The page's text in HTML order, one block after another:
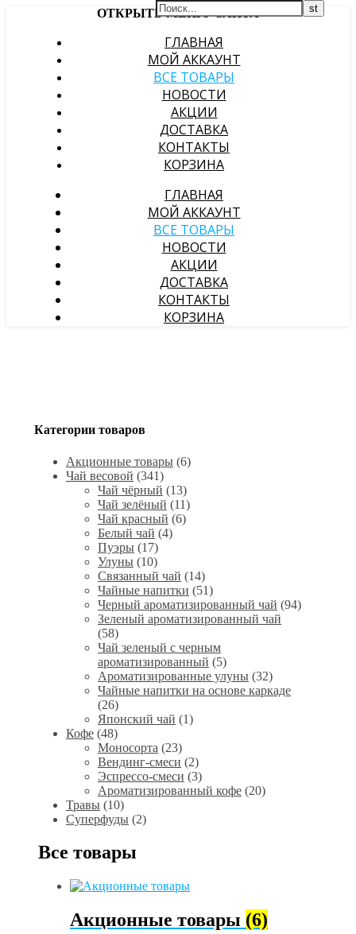
ОТКРЫТЬ МЕНЮ САЙТА
ГЛАВНАЯ
МОЙ АККАУНТ
ВСЕ ТОВАРЫ
НОВОСТИ
АКЦИИ
ДОСТАВКА
КОНТАКТЫ
КОРЗИНА
ГЛАВНАЯ
МОЙ АККАУНТ
ВСЕ ТОВАРЫ
НОВОСТИ
АКЦИИ
ДОСТАВКА
КОНТАКТЫ
КОРЗИНА
Категории товаров
Акционные товары (6)
Чай весовой (341)
Чай чёрный (13)
Чай зелёный (11)
Чай красный (6)
Белый чай (4)
Пуэры (17)
Улуны (10)
Связанный чай (14)
Чайные напитки (51)
Черный ароматизированный чай (94)
Зеленый ароматизированный чай
(58)
Чай зеленый с черным
ароматизированный (5)
Ароматизированные улуны (32)
Чайные напитки на основе каркаде
(26)
Японский чай (1)
Кофе (48)
Моносорта (23)
Вендинг-смеси (2)
Эспрессо-смеси (3)
Ароматизированный кофе (20)
Травы (10)
Суперфуды (2)
Все товары
Акционные товары (6)